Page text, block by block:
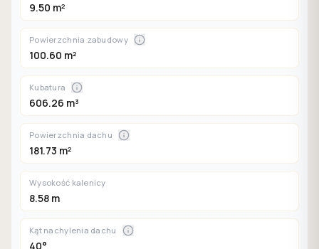
9.50 m²
Powierzchnia zabudowy
100.60 m²
Kubatura
606.26 m³
Powierzchnia dachu
181.73 m²
Wysokość kalenicy
8.58 m
Kąt nachylenia dachu
40°